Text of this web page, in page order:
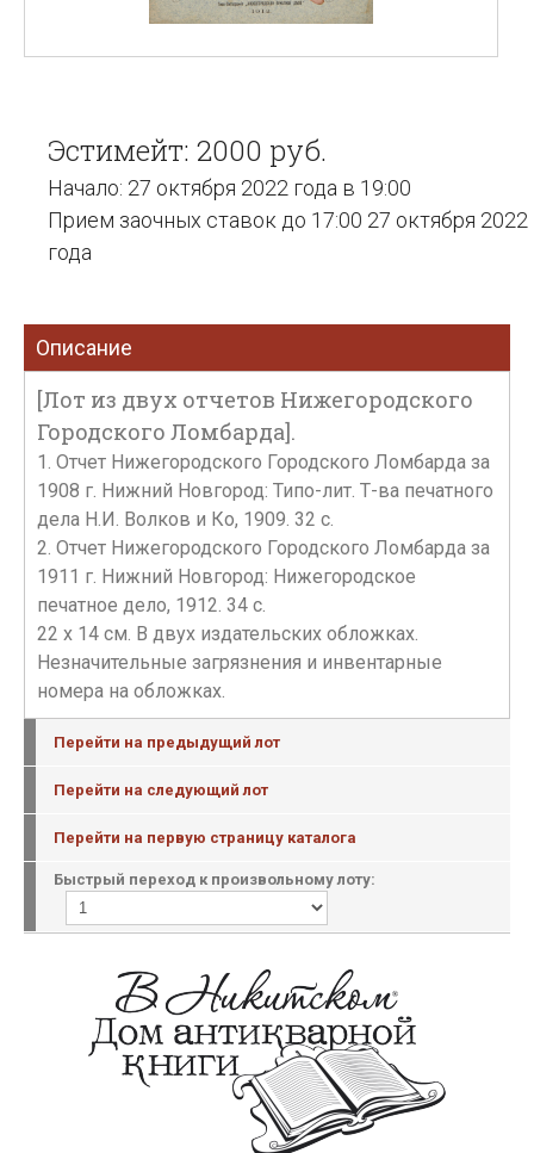
Эстимейт: 2000 руб.
Начало: 27 октября 2022 года в 19:00
Прием заочных ставок до 17:00 27 октября 2022
года
Описание
[Лот из двух отчетов Нижегородского
Городского Ломбарда].
1. Отчет Нижегородского Городского Ломбарда за
1908 г. Нижний Новгород: Типо-лит. Т-ва печатного
дела Н.И. Волков и Ко, 1909. 32 с.
2. Отчет Нижегородского Городского Ломбарда за
1911 г. Нижний Новгород: Нижегородское
печатное дело, 1912. 34 c.
22 х 14 см. В двух издательских обложках.
Незначительные загрязнения и инвентарные
номера на обложках.
Перейти на предыдущий лот
Перейти на следующий лот
Перейти на первую страницу каталога
Быстрый переход к произвольному лоту: